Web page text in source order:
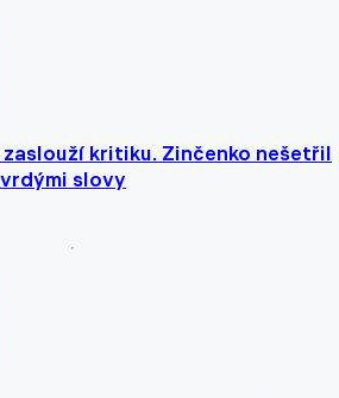
kritiku. Zinčenko nešetřil
slovy